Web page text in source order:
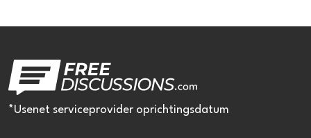
*Usenet serviceprovider oprichtingsdatum